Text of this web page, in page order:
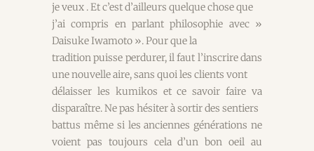
je veux . Et c’est d’ailleurs quelque chose que
j’ai compris en parlant philosophie avec »
Daisuke Iwamoto ». Pour que la
tradition puisse perdurer, il faut l’inscrire dans
une nouvelle aire, sans quoi les clients vont
délaisser les kumikos et ce savoir faire va
disparaître. Ne pas hésiter à sortir des sentiers
battus même si les anciennes générations ne
voient pas toujours cela d’un bon oeil au